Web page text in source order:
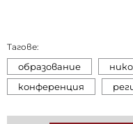
Тагове:
образование
конференция